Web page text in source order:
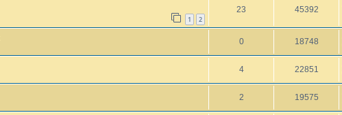
1 2
23 45392
0 18748
4 22851
2 19575